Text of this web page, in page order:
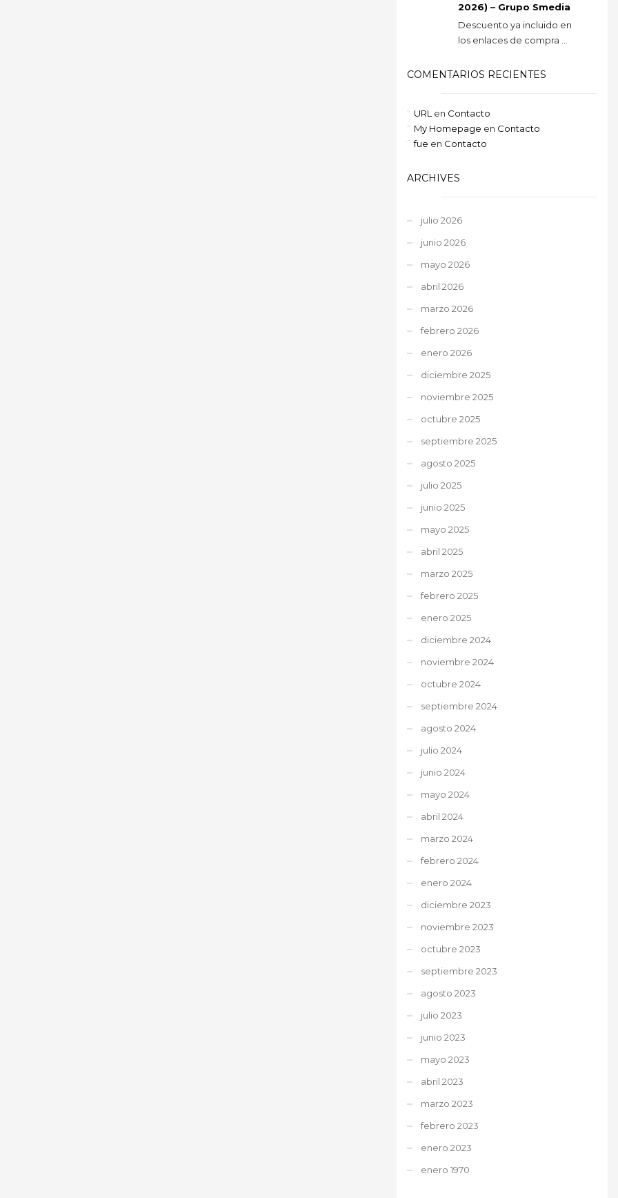
2026) – Grupo Smedia
Descuento ya incluido en
los enlaces de compra ...
COMENTARIOS RECIENTES
URL en Contacto
My Homepage en Contacto
fue en Contacto
ARCHIVES
julio 2026
junio 2026
mayo 2026
abril 2026
marzo 2026
febrero 2026
enero 2026
diciembre 2025
noviembre 2025
octubre 2025
septiembre 2025
agosto 2025
julio 2025
junio 2025
mayo 2025
abril 2025
marzo 2025
febrero 2025
enero 2025
diciembre 2024
noviembre 2024
octubre 2024
septiembre 2024
agosto 2024
julio 2024
junio 2024
mayo 2024
abril 2024
marzo 2024
febrero 2024
enero 2024
diciembre 2023
noviembre 2023
octubre 2023
septiembre 2023
agosto 2023
julio 2023
junio 2023
mayo 2023
abril 2023
marzo 2023
febrero 2023
enero 2023
enero 1970